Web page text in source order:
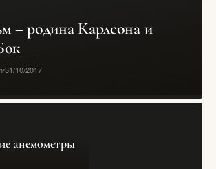
– родина Карлсона и
31/10/2017
анемометры